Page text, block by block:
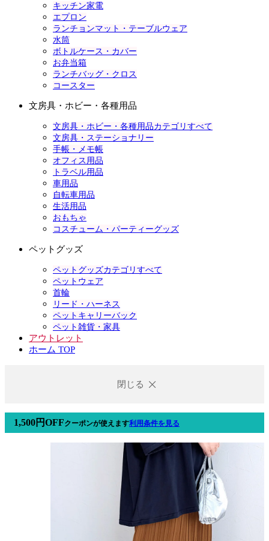
キッチン家電
エプロン
ランチョンマット・テーブルウェア
水筒
ボトルケース・カバー
お弁当箱
ランチバッグ・クロス
コースター
文房具・ホビー・各種用品
文房具・ホビー・各種用品カテゴリすべて
文房具・ステーショナリー
手帳・メモ帳
オフィス用品
トラベル用品
車用品
自転車用品
生活用品
おもちゃ
コスチューム・パーティーグッズ
ペットグッズ
ペットグッズカテゴリすべて
ペットウェア
首輪
リード・ハーネス
ペットキャリーバック
ペット雑貨・家具
アウトレット
ホーム TOP
閉じる
1,500円OFFクーポンが使えます利用条件を見る